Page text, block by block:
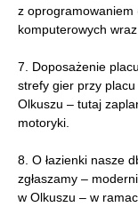
z
komputerowych
7. Doposażenie
strefy gier przy
Olkuszu – tutaj
motoryki.
8. O łazienki nasze
zgłaszamy –
w Olkuszu – w